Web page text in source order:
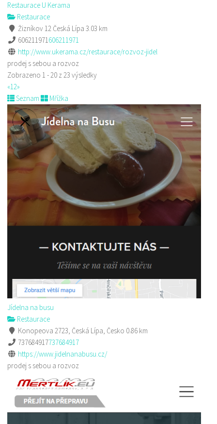
Restaurace U Kerama
Restaurace
Žizníkov 12 Česká Lípa 3.03 km
606211971606211971
http://www.ukerama.cz/restaurace/rozvoz-jidel
prodej s sebou a rozvoz
Zobrazeno 1 - 20 z 23 výsledky
«12»
Seznam
Mřížka
Jídelna na busu
Restaurace
Konopeova 2723, Česká Lípa, Česko 0.86 km
737684917737684917
https://www.jidelnanabusu.cz/
prodej s sebou a rozvoz